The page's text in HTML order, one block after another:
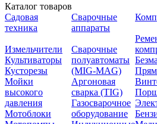
Каталог товаров
Садовая
техника
Измельчители
Культиваторы
Кусторезы
Мойки
высокого
давления
Мотоблоки
Сварочные
аппараты
Сварочные
полуавтоматы
(MIG-MAG)
Аргоновая
сварка (TIG)
Газосварочное
оборудование